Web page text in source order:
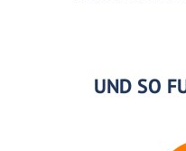
UND SO